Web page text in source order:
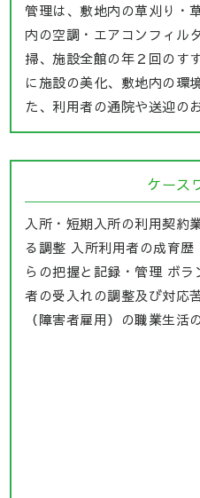
管理は、敷地内の草刈り・
内の空調・エアコンフィル
掃、施設全館の年２回のす
に施設の美化、敷地内の環
た、利用者の通院や送迎の
ケース
入所・短期入所の利用契約
る調整 入所利用者の成育
らの把握と記録・管理 ボ
者の受入れの調整及び対応
（障害者雇用）の職業生活